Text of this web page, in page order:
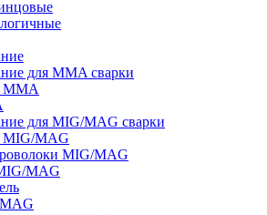
для MMA сварки
MMA
для MIG/MAG сварки
MIG/MAG
MIG/MAG
MAG